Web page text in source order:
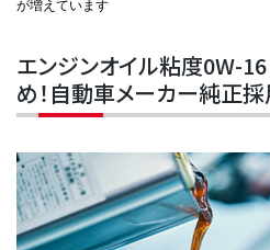
が増えています
エンジンオイル粘度0W-
め！自動車メーカー純正